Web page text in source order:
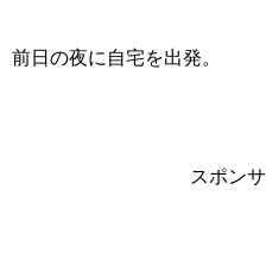
前日の夜に自宅を出発。
スポン